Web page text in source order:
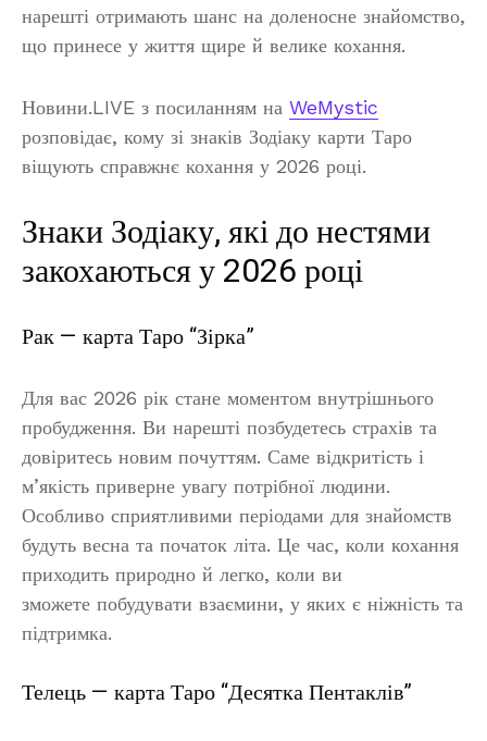
нарешті отримають шанс на доленосне знайомство,
що принесе у життя щире й велике кохання.
Новини.LIVE з посиланням на WeMystic
розповідає, кому зі знаків Зодіаку карти Таро
віщують справжнє кохання у 2026 році.
Знаки Зодіаку, які до нестями
закохаються у 2026 році
Рак — карта Таро “Зірка”
Для вас 2026 рік стане моментом внутрішнього
пробудження. Ви нарешті позбудетесь страхів та
довіритесь новим почуттям. Саме відкритість і
м’якість приверне увагу потрібної людини.
Особливо сприятливими періодами для знайомств
будуть весна та початок літа. Це час, коли кохання
приходить природно й легко, коли ви
зможете побудувати взаємини, у яких є ніжність та
підтримка.
Телець — карта Таро “Десятка Пентаклів”